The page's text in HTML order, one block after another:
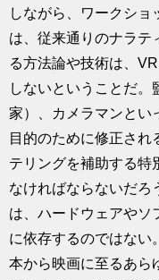
しながら、ワークショ
は、従来通りのナラテ
る方法論や技術は、
しないということだ
家）、カメラマンとい
目的のために修正され
テリングを補助する特
なければならないだろ
は、ハードウェアやソ
に依存するのではない。
本から映画に至るあら